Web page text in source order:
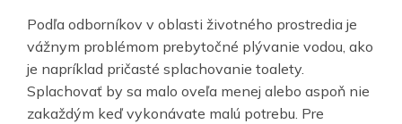
Podľa odborníkov v oblasti životného prostredia je
vážnym problémom prebytočné plývanie vodou, ako
je napríklad pričasté splachovanie toalety.
Splachovať by sa malo oveľa menej alebo aspoň nie
zakaždým keď vykonávate malú potrebu. Pre